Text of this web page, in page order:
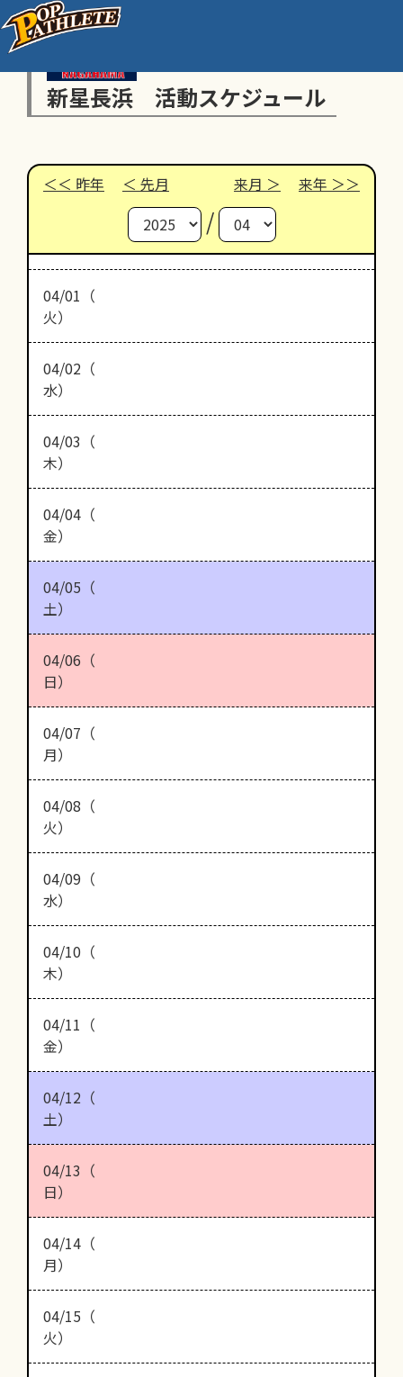
新星長浜 活動スケジュール
昨年 先月 来月 来年
/
04/01（
火）
04/02（
水）
04/03（
木）
04/04（
金）
04/05（
土）
04/06（
日）
04/07（
月）
04/08（
火）
04/09（
水）
04/10（
木）
04/11（
金）
04/12（
土）
04/13（
日）
04/14（
月）
04/15（
火）